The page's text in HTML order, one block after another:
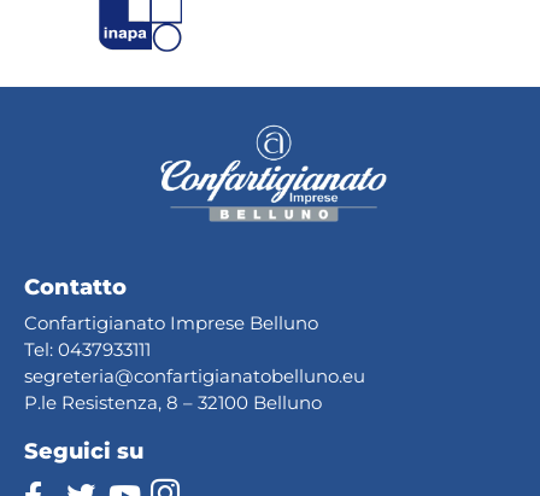
Contatto
Confartigianato Imprese Belluno
Tel: 0437933111
segreteria@confartigianatobelluno.eu
P.le Resistenza, 8 – 32100 Belluno
Seguici su